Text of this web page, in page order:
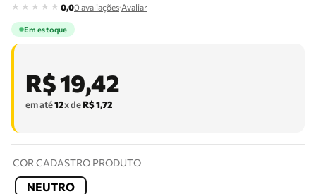
★ ★ ★ ★ ★ 0,00 avaliações·Avaliar
Em estoque
R$19,42
em até12x deR$1,72
COR CADASTRO PRODUTO
NEUTRO